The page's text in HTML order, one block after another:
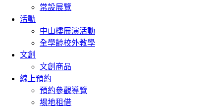
常設展覽
活動
中山樓展演活動
全學齡校外教學
文創
文創商品
線上預約
預約參觀導覽
場地租借